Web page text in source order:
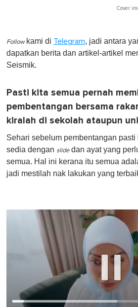
Cover
Follow kami di Telegram, jadi antara
dapatkan berita dan artikel-artikel
Seismik.
Pasti kita semua pernah
pembentangan bersama
kiralah di sekolah ataupun
Sehari sebelum pembentangan
sedia dengan slidedan ayat yang
semua. Hal ini kerana itu semua
jadi mestilah nak lakukan yang